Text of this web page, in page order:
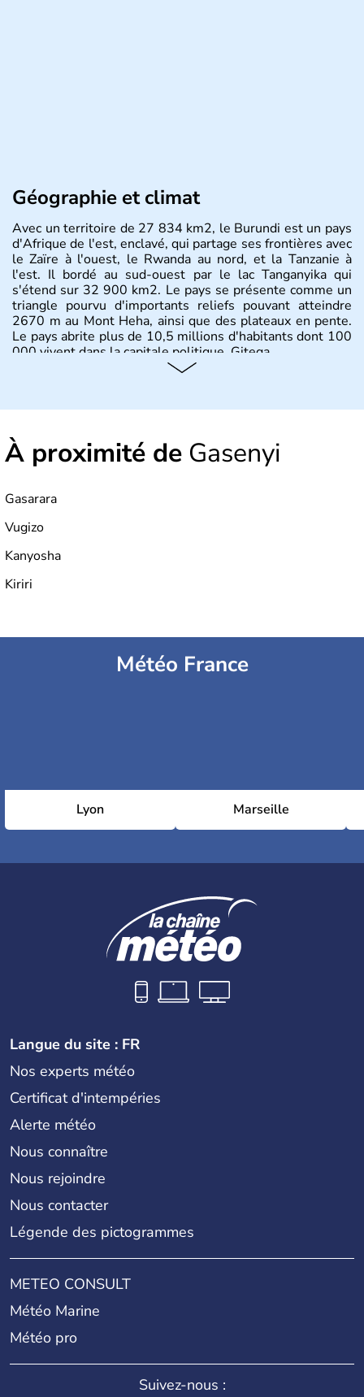
Géographie et climat
Avec un territoire de 27 834 km2, le Burundi est un pays
d'Afrique de l'est, enclavé, qui partage ses frontières avec
le Zaïre à l'ouest, le Rwanda au nord, et la Tanzanie à
l'est. Il bordé au sud-ouest par le lac Tanganyika qui
s'étend sur 32 900 km2. Le pays se présente comme un
triangle pourvu d'importants reliefs pouvant atteindre
2670 m au Mont Heha, ainsi que des plateaux en pente.
Le pays abrite plus de 10,5 millions d'habitants dont 100
000 vivent dans la capitale politique, Gitega.
À proximité de Gasenyi
Gasarara
Vugizo
Kanyosha
Kiriri
Météo France
Lyon Marseille
Langue du site : FR
Nos experts météo
Certificat d'intempéries
Alerte météo
Nous connaître
Nous rejoindre
Nous contacter
Légende des pictogrammes
METEO CONSULT
Météo Marine
Météo pro
Suivez-nous :